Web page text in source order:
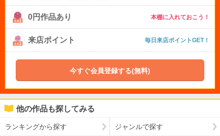
0円作品あり 本棚に入れておこう！
来店ポイント 毎日来店ポイントGET！
今すぐ会員登録する(無料)
他の作品も探してみる
ランキングから探す ジャンルで探す